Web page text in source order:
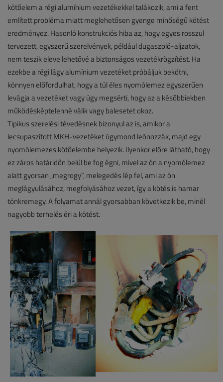
kötőelem a régi alumínium vezetékekkel talákozik, ami a fent
említett probléma miatt meglehetősen gyenge minőségű kötést
eredményez. Hasonló konstrukciós hiba az, hogy egyes rosszul
tervezett, egyszerű szerelvények, például dugaszoló-aljzatok,
nem teszik eleve lehetővé a biztonságos vezetékrögzítést. Ha
ezekbe a régi lágy alumínium vezetéket próbáljuk bekötni,
könnyen előfordulhat, hogy a túl éles nyomólemez egyszerűen
levágja a vezetéket vagy úgy megsérti, hogy az a későbbiekben
működésképtelenné válik vagy balesetet okoz.
Tipikus szerelési tévedésnek bizonyul az is, amikor a
lecsupaszított MKH-vezetéket úgymond leónozzák, majd egy
nyomólemezes kötőelembe helyezik. Ilyenkor előre látható, hogy
ez záros határidőn belül be fog égni, mivel az ón a nyomólemez
alatt gyorsan „megrogy”, melegedés lép fel, ami az ón
meglágyulásához, megfolyásához vezet, így a kötés is hamar
tönkremegy. A folyamat annál gyorsabban következik be, minél
nagyobb terhelés éri a kötést.